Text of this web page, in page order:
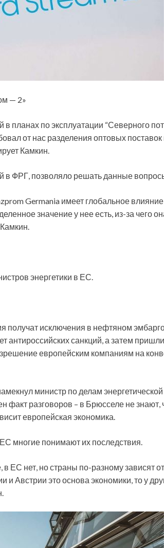
— 2»
планах по эксплуатации “Северного
от нас разделения оптовых поставок
Камкин.
в ФРГ, позволяло решать данные
Germania имеет глобальное
значение у нее есть, из-за чего
энергетики в ЕС.
получат исключения в нефтяном
антироссийских санкций, а затем
европейским компаниям на
министр по делам энергетической
факт разговоров – в Брюсселе не знают,
европейская экономика.
многие понимают их последствия.
ЕС нет, но страны по-разному зависят от
и Австрии это основа экономики, то у